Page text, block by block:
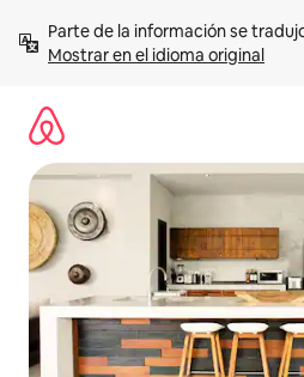
contenidoMostrar en el idioma original